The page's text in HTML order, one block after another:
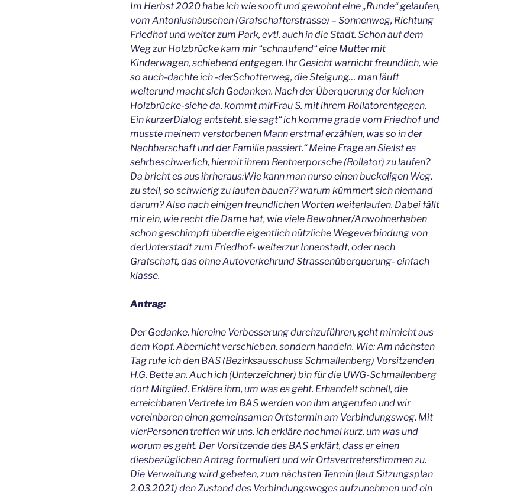
Im Herbst 2020 habe ich wie sooft und gewohnt eine „Runde“ gelaufen,
vom Antoniushäuschen (Grafschafterstrasse) – Sonnenweg, Richtung
Friedhof und weiter zum Park, evtl. auch in die Stadt. Schon auf dem
Weg zur Holzbrücke kam mir “schnaufend“ eine Mutter mit
Kinderwagen, schiebend entgegen. Ihr Gesicht warnicht freundlich, wie
so auch-dachte ich -derSchotterweg, die Steigung… man läuft
weiterund macht sich Gedanken. Nach der Überquerung der kleinen
Holzbrücke-siehe da, kommt mirFrau S. mit ihrem Rollatorentgegen.
Ein kurzerDialog entsteht, sie sagt“ ich komme grade vom Friedhof und
musste meinem verstorbenen Mann erstmal erzählen, was so in der
Nachbarschaft und der Familie passiert.“ Meine Frage an Sie:Ist es
sehrbeschwerlich, hiermit ihrem Rentnerporsche (Rollator) zu laufen?
Da bricht es aus ihrheraus:Wie kann man nurso einen buckeligen Weg,
zu steil, so schwierig zu laufen bauen?? warum kümmert sich niemand
darum? Also nach einigen freundlichen Worten weiterlaufen. Dabei fällt
mir ein, wie recht die Dame hat, wie viele Bewohner/Anwohnerhaben
schon geschimpft überdie eigentlich nützliche Wegeverbindung von
derUnterstadt zum Friedhof- weiterzur Innenstadt, oder nach
Grafschaft, das ohne Autoverkehrund Strassenüberquerung- einfach
klasse.
Antrag:
Der Gedanke, hiereine Verbesserung durchzuführen, geht mirnicht aus
dem Kopf. Abernicht verschieben, sondern handeln. Wie: Am nächsten
Tag rufe ich den BAS (Bezirksausschuss Schmallenberg) Vorsitzenden
H.G. Bette an. Auch ich (Unterzeichner) bin für die UWG-Schmallenberg
dort Mitglied. Erkläre ihm, um was es geht. Erhandelt schnell, die
erreichbaren Vertrete im BAS werden von ihm angerufen und wir
vereinbaren einen gemeinsamen Ortstermin am Verbindungsweg. Mit
vierPersonen treffen wir uns, ich erkläre nochmal kurz, um was und
worum es geht. Der Vorsitzende des BAS erklärt, dass er einen
diesbezüglichen Antrag formuliert und wir Ortsvertreterstimmen zu.
Die Verwaltung wird gebeten, zum nächsten Termin (laut Sitzungsplan
2.03.2021) den Zustand des Verbindungsweges aufzunehmen und ein